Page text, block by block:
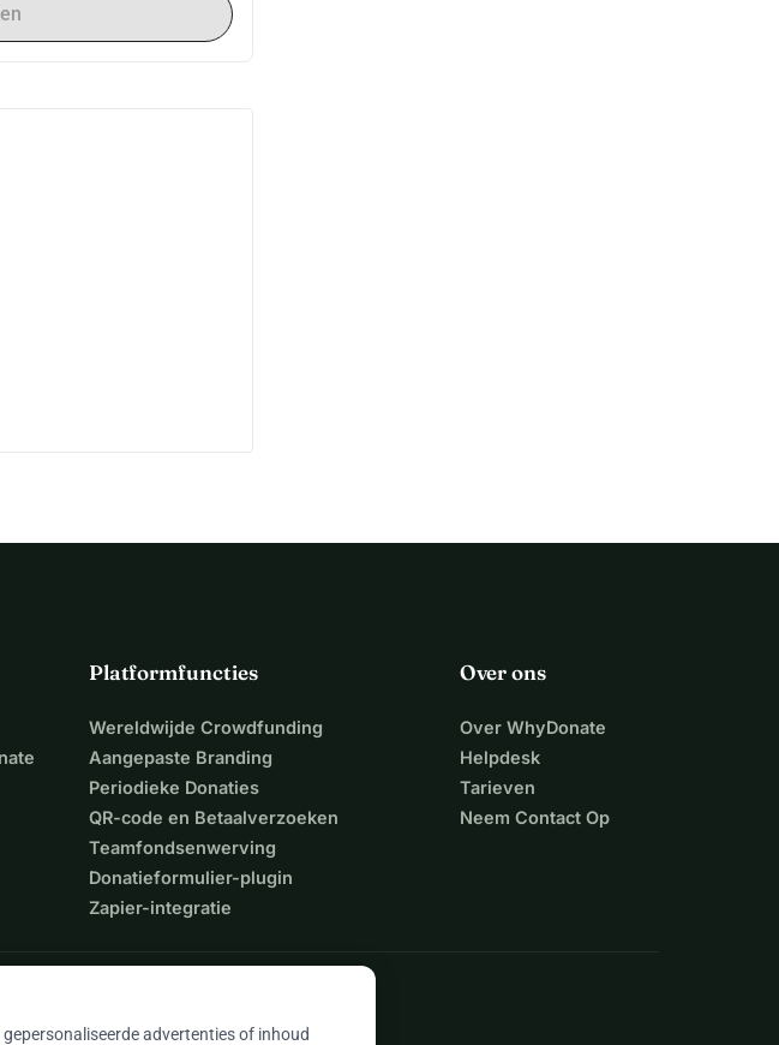
Platformfuncties
Wereldwijde Crowdfunding
Aangepaste Branding
Periodieke Donaties
QR-code en Betaalverzoeken
Teamfondsenwerving
Donatieformulier-plugin
Zapier-integratie
Over ons
Over WhyDonate
Helpdesk
Tarieven
Neem Contact Op
advertenties of inhoud